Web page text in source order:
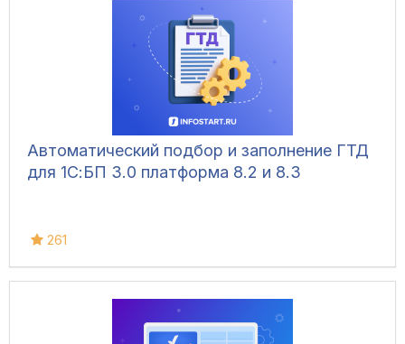
Автоматический подбор и заполнение ГТД
для 1С:БП 3.0 платформа 8.2 и 8.3
261